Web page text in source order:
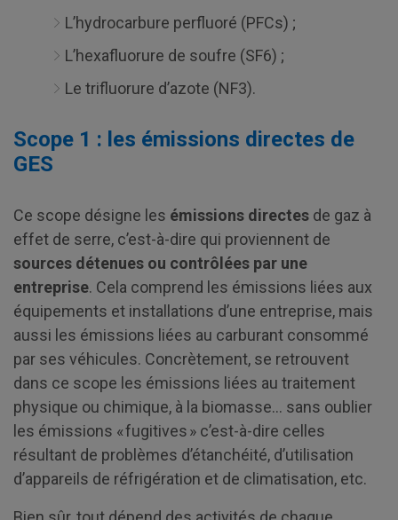
L’hydrocarbure perfluoré (PFCs) ;
L’hexafluorure de soufre (SF6) ;
Le trifluorure d’azote (NF3).
Scope 1 : les émissions directes de
GES
Ce scope désigne les émissions directes de gaz à
effet de serre, c’est-à-dire qui proviennent de
sources détenues ou contrôlées par une
entreprise. Cela comprend les émissions liées aux
équipements et installations d’une entreprise, mais
aussi les émissions liées au carburant consommé
par ses véhicules. Concrètement, se retrouvent
dans ce scope les émissions liées au traitement
physique ou chimique, à la biomasse… sans oublier
les émissions « fugitives » c’est-à-dire celles
résultant de problèmes d’étanchéité, d’utilisation
d’appareils de réfrigération et de climatisation, etc.